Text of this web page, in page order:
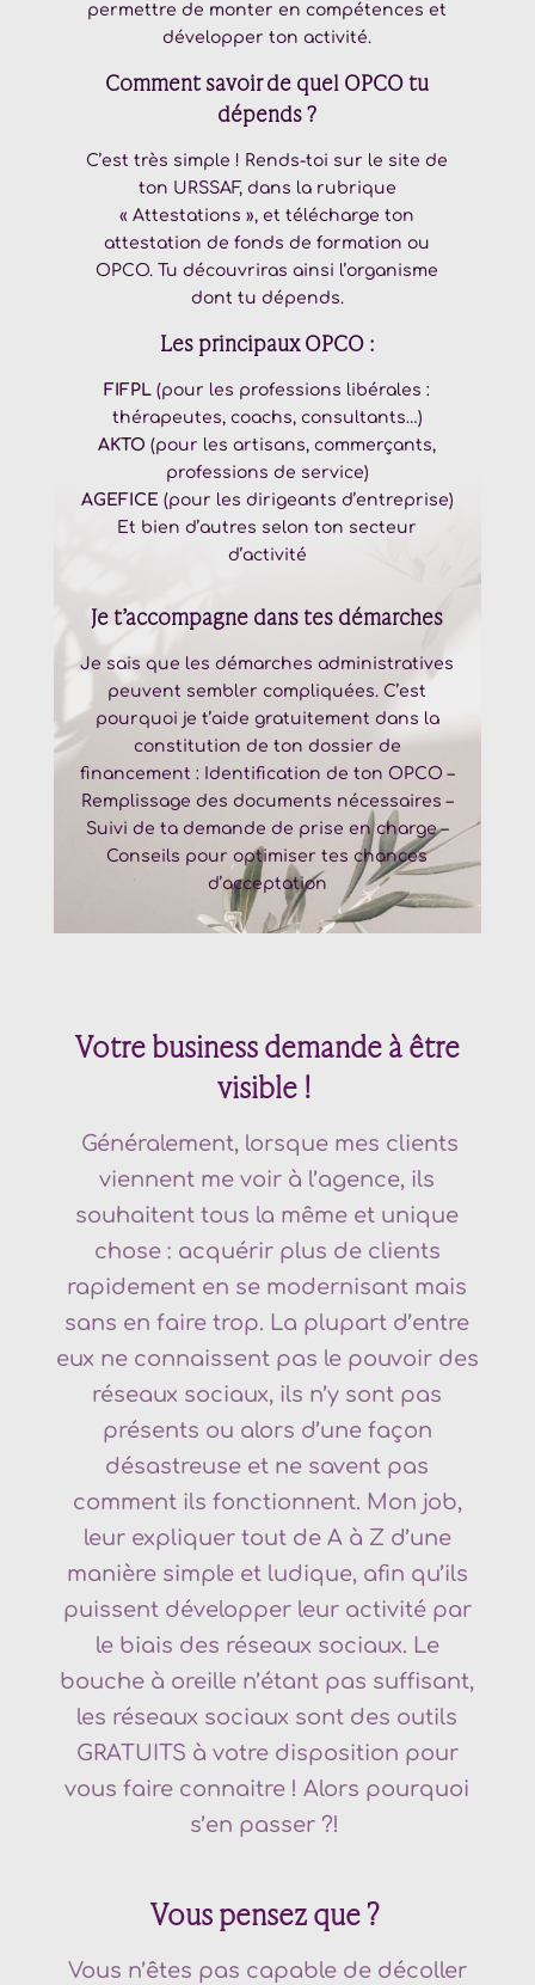
permettre de monter en compétences et
développer ton activité.
Comment savoir de quel OPCO tu
dépends ?
C’est très simple ! Rends-toi sur le site de
ton URSSAF, dans la rubrique
« Attestations », et télécharge ton
attestation de fonds de formation ou
OPCO. Tu découvriras ainsi l’organisme
dont tu dépends.
Les principaux OPCO :
FIFPL (pour les professions libérales :
thérapeutes, coachs, consultants…)
AKTO (pour les artisans, commerçants,
professions de service)
AGEFICE (pour les dirigeants d’entreprise)
Et bien d’autres selon ton secteur
d’activité
Je t’accompagne dans tes démarches
Je sais que les démarches administratives
peuvent sembler compliquées. C’est
pourquoi je t’aide gratuitement dans la
constitution de ton dossier de
financement :
Identification de ton OPCO –
Remplissage des documents nécessaires –
Suivi de ta demande de prise en charge –
Conseils pour optimiser tes chances
d’acceptation
Votre business demande à être
visible !
Généralement, lorsque mes clients
viennent me voir à l’agence, ils
souhaitent tous la même et unique
chose : acquérir plus de clients
rapidement en se modernisant mais
sans en faire trop. La plupart d’entre
eux ne connaissent pas le pouvoir des
réseaux sociaux, ils n’y sont pas
présents ou alors d’une façon
désastreuse et ne savent pas
comment ils fonctionnent. Mon job,
leur expliquer tout de A à Z d’une
manière simple et ludique, afin qu’ils
puissent développer leur activité par
le biais des réseaux sociaux. Le
bouche à oreille n’étant pas suffisant,
les réseaux sociaux sont des outils
GRATUITS à votre disposition pour
vous faire connaitre ! Alors pourquoi
s’en passer ?!
Vous pensez que ?
Vous n’êtes pas capable de décoller